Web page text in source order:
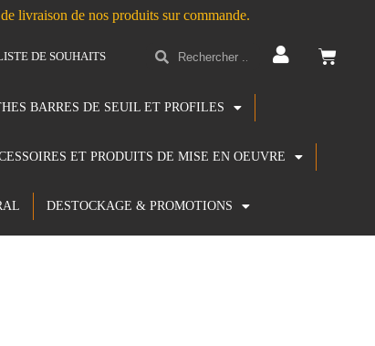
livraison de nos produits sur commande.
DE SOUHAITS
BARRES DE SEUIL ET PROFILES
ET PRODUITS DE MISE EN OEUVRE
DESTOCKAGE & PROMOTIONS